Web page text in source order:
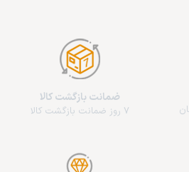
ضمانت بازگشت کالا
7 روز ضمانت بازگشت کالا